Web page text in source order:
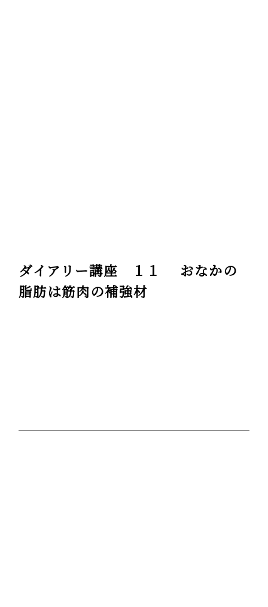
ダイアリー講座 １１ おなかの
脂肪は筋肉の補強材